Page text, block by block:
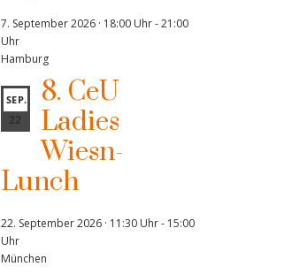
7. September 2026 · 18:00 Uhr-21:00
Uhr
Hamburg
SEP.
22
8. CeU
Ladies
Wiesn-
Lunch
22. September 2026 · 11:30 Uhr- 15:00
Uhr
München